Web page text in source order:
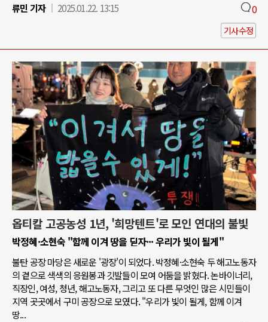
류민 기자
2025.01.22. 13:15 0
기사수정
옵티칼 고공농성 1년, '희망텐트'로 모인 연대의 불빛
박정혜·소현숙 "함께 이겨 땅을 딛자··· 우리가 빛이 될게"
불탄 공장 마당은 새로운 '광장'이 되었다. 박정혜·소현숙 두 해고노동자
의 곁으로 색색의 응원봉과 깃발들이 모여 어둠을 밝혔다. 논바이너리,
직장인, 여성, 청년, 해고노동자, 그리고 또 다른 무엇인 많은 시민들이
지역 곳곳에서 구미 공장으로 모였다. "우리가 빛이 될게, 함께 이겨
땅...